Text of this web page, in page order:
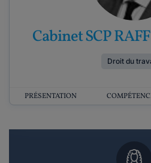
Cabinet SCP
Droit du
PRÉSENTATION